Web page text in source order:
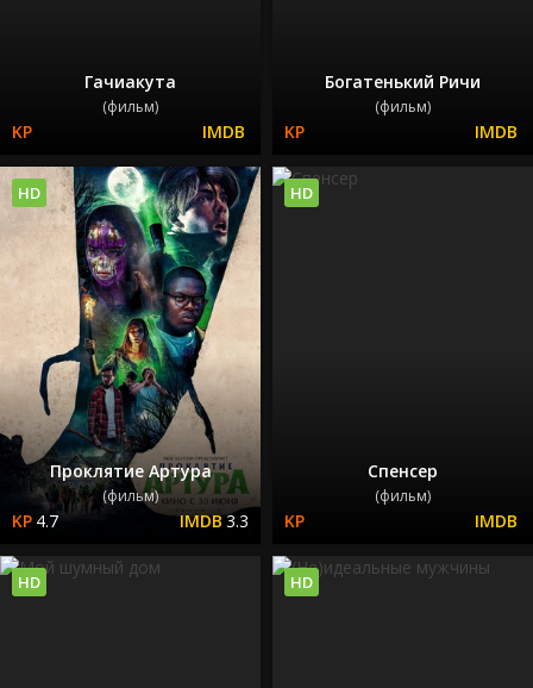
Гачиакута
(фильм)
Богатенький Ричи
(фильм)
Проклятие Артура
(фильм)
4.7 3.3
HD
Спенсер
(фильм)
HD
HD HD